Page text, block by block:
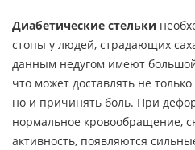
Диабетические стельки
стопы у людей, страдающих
данным недугом имеют
что может доставлять не
но и причинять боль. При
нормальное кровообращение,
активность, появляются